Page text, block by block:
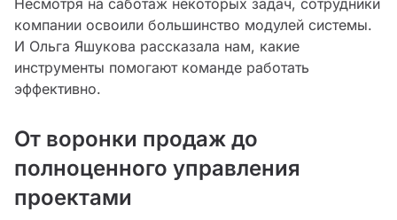
Несмотря на саботаж некоторых задач, сотрудники
компании освоили большинство модулей системы.
И Ольга Яшукова рассказала нам, какие
инструменты помогают команде работать
эффективно.
От воронки продаж до
полноценного управления
проектами